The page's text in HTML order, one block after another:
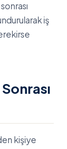
iş
kişiye